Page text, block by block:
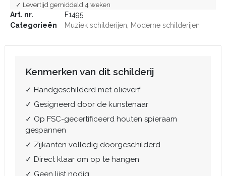
✓ Levertijd gemiddeld 4 weken
Art. nr.
F1495
Categorieën
Muziek schilderijen, Moderne schilderijen
Kenmerken van dit schilderij
✓ Handgeschilderd met olieverf
✓ Gesigneerd door de kunstenaar
✓ Op FSC-gecertificeerd houten spieraam
gespannen
✓ Zijkanten volledig doorgeschilderd
✓ Direct klaar om op te hangen